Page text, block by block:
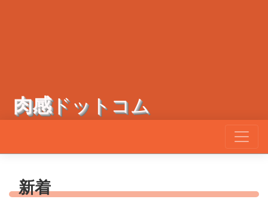
肉感ドットコム
新着